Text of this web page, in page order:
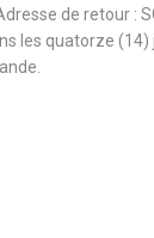
de retour :
les quatorze